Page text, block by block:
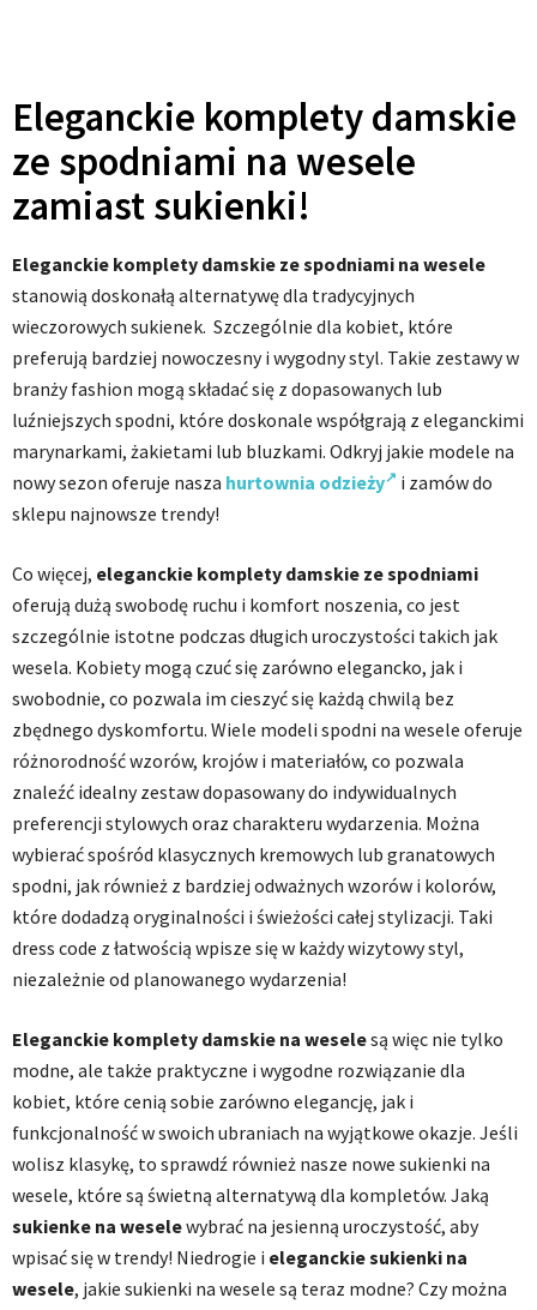
Eleganckie komplety damskie
ze spodniami na wesele
zamiast sukienki!
Eleganckie komplety damskie ze spodniami na wesele
stanowią doskonałą alternatywę dla tradycyjnych
wieczorowych sukienek. Szczególnie dla kobiet, które
preferują bardziej nowoczesny i wygodny styl. Takie zestawy w
branży fashion mogą składać się z dopasowanych lub
luźniejszych spodni, które doskonale współgrają z eleganckimi
marynarkami, żakietami lub bluzkami. Odkryj jakie modele na
nowy sezon oferuje nasza hurtownia odzieży
i zamów do
sklepu najnowsze trendy!
Co więcej, eleganckie komplety damskie ze spodniami
oferują dużą swobodę ruchu i komfort noszenia, co jest
szczególnie istotne podczas długich uroczystości takich jak
wesela. Kobiety mogą czuć się zarówno elegancko, jak i
swobodnie, co pozwala im cieszyć się każdą chwilą bez
zbędnego dyskomfortu. Wiele modeli spodni na wesele oferuje
różnorodność wzorów, krojów i materiałów, co pozwala
znaleźć idealny zestaw dopasowany do indywidualnych
preferencji stylowych oraz charakteru wydarzenia. Można
wybierać spośród klasycznych kremowych lub granatowych
spodni, jak również z bardziej odważnych wzorów i kolorów,
które dodadzą oryginalności i świeżości całej stylizacji. Taki
dress code z łatwością wpisze się w każdy wizytowy styl,
niezależnie od planowanego wydarzenia!
Eleganckie komplety damskie na weselesą więc nie tylko
modne, ale także praktyczne i wygodne rozwiązanie dla
kobiet, które cenią sobie zarówno elegancję, jak i
funkcjonalność w swoich ubraniach na wyjątkowe okazje. Jeśli
wolisz klasykę, to sprawdź również nasze nowe sukienki na
wesele, które są świetną alternatywą dla kompletów. Jaką
sukienke na weselewybrać na jesienną uroczystość, aby
wpisać się w trendy! Niedrogie i eleganckie sukienki na
wesele, jakie sukienki na wesele są teraz modne? Czy można